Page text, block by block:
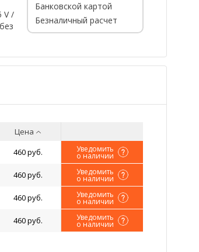
V /
Банковской картой
Безналичный расчет
Цена
460 руб. Уведомить
о наличии
460 руб. Уведомить
о наличии
460 руб. Уведомить
о наличии
460 руб. Уведомить
о наличии